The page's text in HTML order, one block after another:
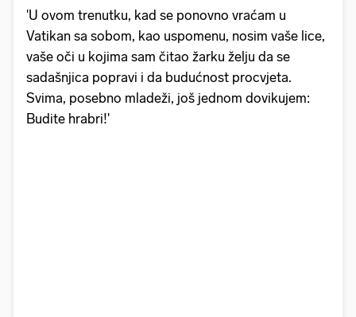
'U ovom trenutku, kad se ponovno vraćam u
Vatikan sa sobom, kao uspomenu, nosim vaše lice,
vaše oči u kojima sam čitao žarku želju da se
sadašnjica popravi i da budućnost procvjeta.
Svima, posebno mladeži, još jednom dovikujem:
Budite hrabri!'